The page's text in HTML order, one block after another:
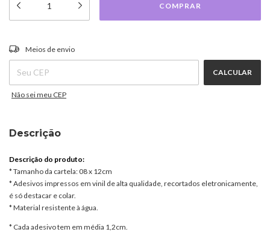
Entregas para o CEP:
Meios de envio
CALCULAR
Não sei meu CEP
Descrição
Descrição do produto:
* Tamanho da cartela: 08 x 12cm
* Adesivos impressos em vinil de alta qualidade, recortados eletronicamente,
é só destacar e colar.
* Material resistente à água.
* Cada adesivo tem em média 1,2cm.